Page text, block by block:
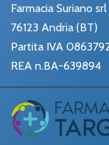
Farmacia Suriano
76123 Andria (BT)
Partita IVA
REA n.BA-639894